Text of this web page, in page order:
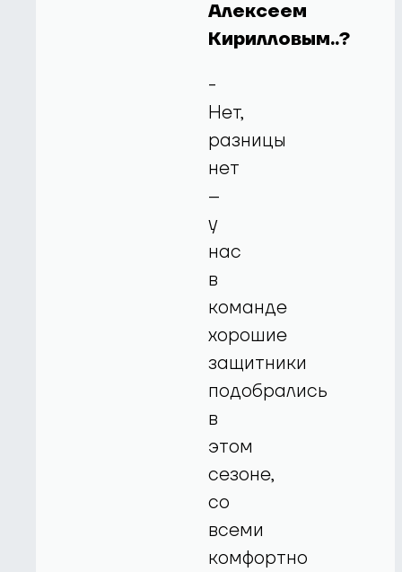
Алексеем
Кирилловым..?
-
Нет,
разницы
нет
–
у
нас
в
команде
хорошие
защитники
подобрались
в
этом
сезоне,
со
всеми
комфортно